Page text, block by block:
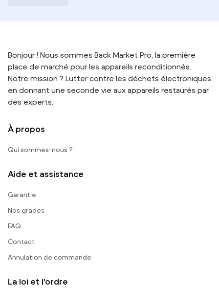
Bonjour ! Nous sommes Back Market Pro, la première
place de marché pour les appareils reconditionnés.
Notre mission ? Lutter contre les déchets électroniques
en donnant une seconde vie aux appareils restaurés par
des experts.
À propos
Qui sommes-nous ?
Aide et assistance
Garantie
Nos grades
FAQ
Contact
Annulation de commande
La loi et l'ordre